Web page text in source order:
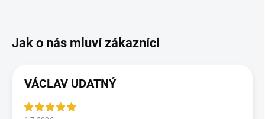
VÁCLAV UDATNÝ